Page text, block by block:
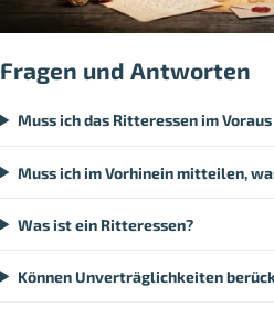
Fragen und Antworten
Muss ich das Ritteressen im
Muss ich im Vorhinein mitteilen,
Was ist ein Ritteressen?
Können Unverträglichkeiten